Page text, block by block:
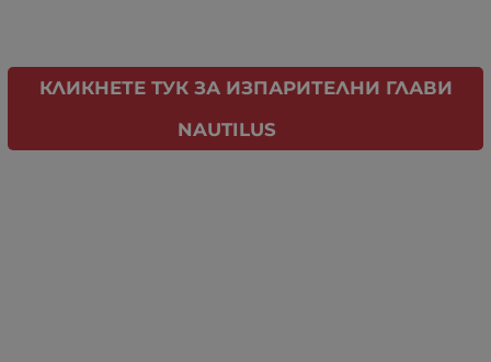
КЛИКНЕТЕ ТУК ЗА ИЗПАРИТЕЛНИ ГЛАВИ
NAUTILUS